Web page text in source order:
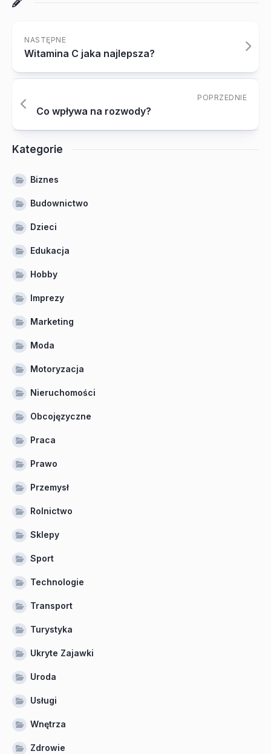
NASTĘPNE
Witamina C jaka najlepsza?
POPRZEDNIE
Co wpływa na rozwody?
Kategorie
Biznes
Budownictwo
Dzieci
Edukacja
Hobby
Imprezy
Marketing
Moda
Motoryzacja
Nieruchomości
Obcojęzyczne
Praca
Prawo
Przemysł
Rolnictwo
Sklepy
Sport
Technologie
Transport
Turystyka
Ukryte Zajawki
Uroda
Usługi
Wnętrza
Zdrowie